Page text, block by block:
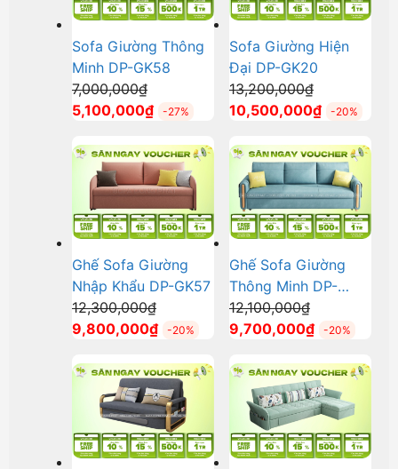
Sofa Giường Thông
Minh DP-GK58
7,000,000₫Giá
gốc
7,000,000₫.
5,100,000₫Giá
tại
là:
5,100,000₫.
-27%
Sofa Giường Hiện
Đại DP-GK20
13,200,000₫Giá
gốc
10,500,000₫Giá
tại
là:
-20%
Ghế Sofa Giường
Nhập Khẩu DP-GK57
12,300,000₫Giá
gốc
12,300,000₫.
9,800,000₫Giá
tại
là:
9,800,000₫.
-20%
Ghế Sofa Giường
Thông Minh DP-
GK56
12,100,000₫Giá
gốc
12,100,000₫.
9,700,000₫Giá
tại
là:
9,700,000₫.
-20%